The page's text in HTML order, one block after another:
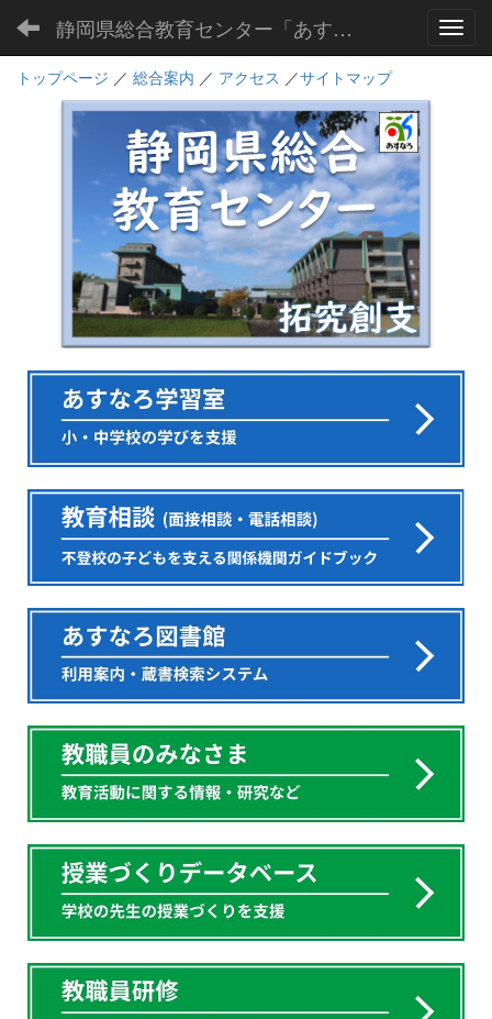
静岡県総合教育センター「あすなろ」
トップページ ／ 総合案内 ／ アクセス ／サイトマップ